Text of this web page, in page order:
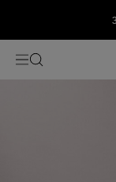
7500 TL